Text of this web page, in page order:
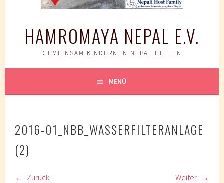
HAMROMAYA NEPAL E.V.
GEMEINSAM KINDERN IN NEPAL HELFEN
MENÜ
2016-01_NBB_WASSERFILTERANLAGE
(2)
Zurück Weiter